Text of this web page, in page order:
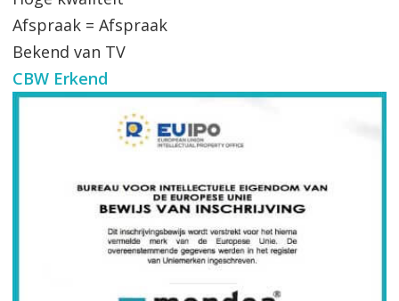
Afspraak = Afspraak
Bekend van TV
CBW Erkend